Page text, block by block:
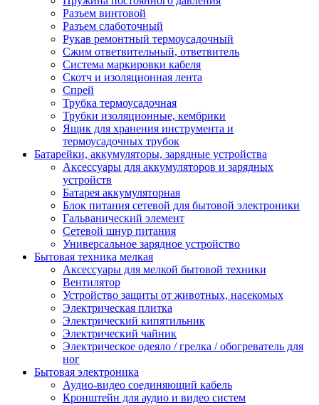
Разъем винтовой
Разъем слаботочный
Рукав ремонтный термоусадочный
Сжим ответвительный, ответвитель
Система маркировки кабеля
Скотч и изоляционная лента
Спрей
Трубка термоусадочная
Трубки изоляционные, кембрики
Ящик для хранения инструмента и
термоусадочных трубок
Батарейки, аккумуляторы, зарядные устройства
Аксессуары для аккумуляторов и зарядных
устройств
Батарея аккумуляторная
Блок питания сетевой для бытовой электроники
Гальванический элемент
Сетевой шнур питания
Универсальное зарядное устройство
Бытовая техника мелкая
Аксессуары для мелкой бытовой техники
Вентилятор
Устройство защиты от животных, насекомых
Электрическая плитка
Электрический кипятильник
Электрический чайник
Электрическое одеяло / грелка / обогреватель для
ног
Бытовая электроника
Аудио-видео соединяющий кабель
Кронштейн для аудио и видео систем